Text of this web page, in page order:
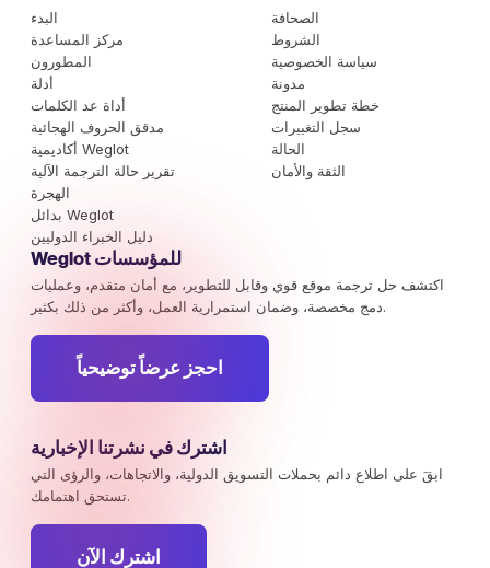
البدء
مركز المساعدة
المطورون
أدلة
أداة عد الكلمات
مدقق الحروف الهجائية
أكاديمية Weglot
تقرير حالة الترجمة الآلية
الهجرة
بدائل Weglot
دليل الخبراء الدوليين
الصحافة
الشروط
سياسة الخصوصية
مدونة
خطة تطوير المنتج
سجل التغييرات
الحالة
الثقة والأمان
Weglot للمؤسسات
اكتشف حل ترجمة موقع قوي وقابل للتطوير، مع أمان متقدم، وعمليات
دمج مخصصة، وضمان استمرارية العمل، وأكثر من ذلك بكثير.
احجز عرضاً توضيحياً
اشترك في نشرتنا الإخبارية
ابقَ على اطلاع دائم بحملات التسويق الدولية، والاتجاهات، والرؤى التي
تستحق اهتمامك.
اشترك الآن